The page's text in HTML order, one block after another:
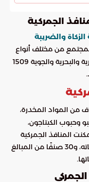
الجمركية
والضريبة
المجتمع من مختلف أنواع
الممنوعات، سجلت المنافذ الجمركية البرية والبحرية والجوية 1509
أصناف من المواد المخدرة،
وحبوب الكبتاجون،
كما تمكنت المنافذ الجمركية
من إحباط تهريب 2689 من التبغ ومشتقاته، و30 صنفًا من المبالغ